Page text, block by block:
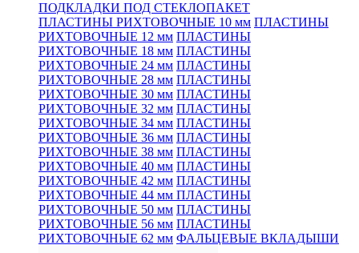
ПОДКЛАДКИ ПОД СТЕКЛОПАКЕТ
ПЛАСТИНЫ РИХТОВОЧНЫЕ 10 мм ПЛАСТИНЫ
РИХТОВОЧНЫЕ 12 мм ПЛАСТИНЫ
РИХТОВОЧНЫЕ 18 мм ПЛАСТИНЫ
РИХТОВОЧНЫЕ 24 мм ПЛАСТИНЫ
РИХТОВОЧНЫЕ 28 мм ПЛАСТИНЫ
РИХТОВОЧНЫЕ 30 мм ПЛАСТИНЫ
РИХТОВОЧНЫЕ 32 мм ПЛАСТИНЫ
РИХТОВОЧНЫЕ 34 мм ПЛАСТИНЫ
РИХТОВОЧНЫЕ 36 мм ПЛАСТИНЫ
РИХТОВОЧНЫЕ 38 мм ПЛАСТИНЫ
РИХТОВОЧНЫЕ 40 мм ПЛАСТИНЫ
РИХТОВОЧНЫЕ 42 мм ПЛАСТИНЫ
РИХТОВОЧНЫЕ 44 мм ПЛАСТИНЫ
РИХТОВОЧНЫЕ 50 мм ПЛАСТИНЫ
РИХТОВОЧНЫЕ 56 мм ПЛАСТИНЫ
РИХТОВОЧНЫЕ 62 мм ФАЛЬЦЕВЫЕ ВКЛАДЫШИ